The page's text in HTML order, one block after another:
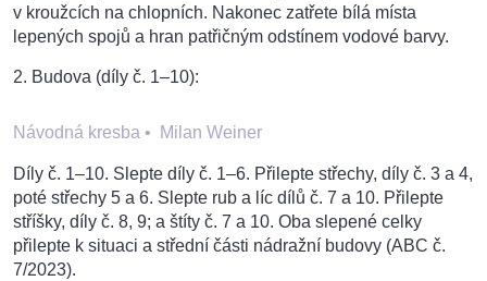
v kroužcích na chlopních. Nakonec zatřete bílá místa
lepených spojů a hran patřičným odstínem vodové barvy.
2. Budova (díly č. 1–10):
Návodná kresba • Milan Weiner
Díly č. 1–10. Slepte díly č. 1–6. Přilepte střechy, díly č. 3 a 4,
poté střechy 5 a 6. Slepte rub a líc dílů č. 7 a 10. Přilepte
stříšky, díly č. 8, 9; a štíty č. 7 a 10. Oba slepené celky
přilepte k situaci a střední části nádražní budovy (ABC č.
7/2023).